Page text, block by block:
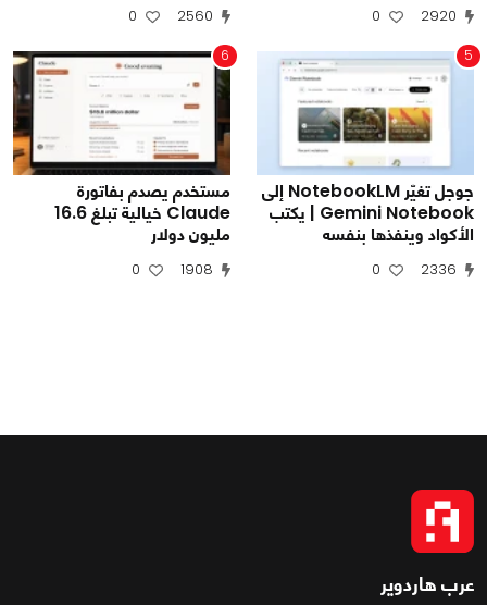
2920
0
2560
0
5
جوجل تغيّر NotebookLM إلى
Gemini Notebook | يكتب
الأكواد وينفذها بنفسه
2336
0
6
مستخدم يصدم بفاتورة
Claude خيالية تبلغ 16.6
مليون دولار
1908
0
عرب هاردوير